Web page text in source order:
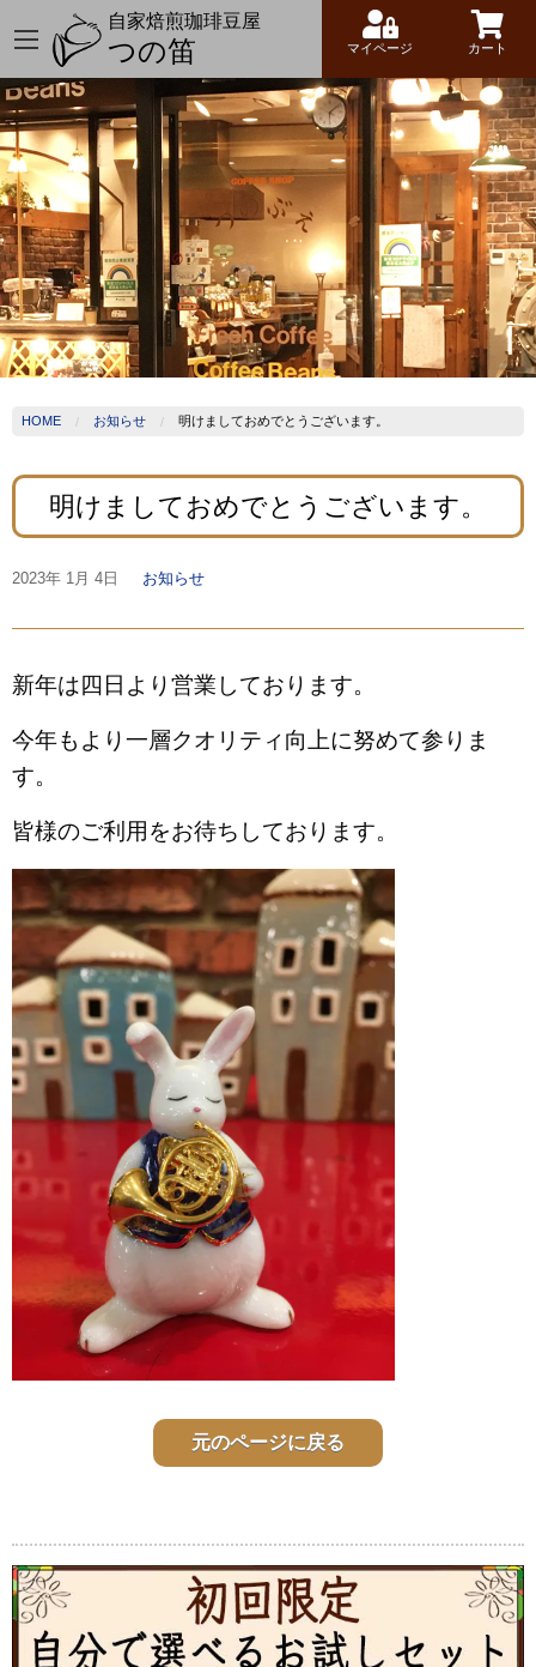
自家焙煎珈琲豆屋
つの笛 マイページ カート
HOME お知らせ 明けましておめでとうございます。
明けましておめでとうございます。
2023年 1月 4日 お知らせ
新年は四日より営業しております。
今年もより一層クオリティ向上に努めて参りま
す。
皆様のご利用をお待ちしております。
元のページに戻る